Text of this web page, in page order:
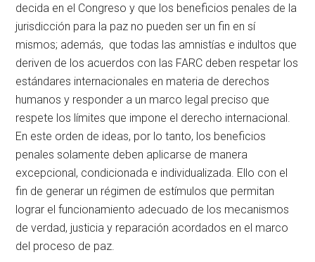
decida en el Congreso y que los beneficios penales de la
jurisdicción para la paz no pueden ser un fin en sí
mismos; además, que todas las amnistías e indultos que
deriven de los acuerdos con las FARC deben respetar los
estándares internacionales en materia de derechos
humanos y responder a un marco legal preciso que
respete los límites que impone el derecho internacional.
En este orden de ideas, por lo tanto, los beneficios
penales solamente deben aplicarse de manera
excepcional, condicionada e individualizada. Ello con el
fin de generar un régimen de estímulos que permitan
lograr el funcionamiento adecuado de los mecanismos
de verdad, justicia y reparación acordados en el marco
del proceso de paz.